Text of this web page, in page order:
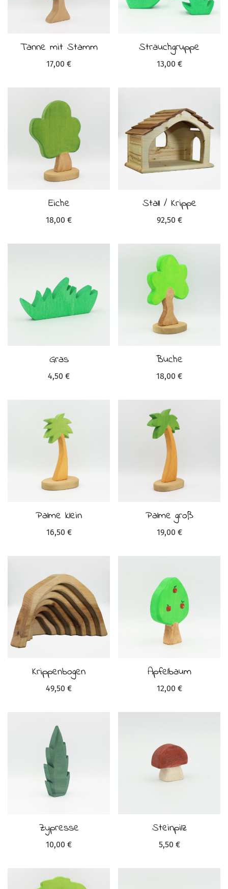
Tanne mit Stamm
17,00 €
Strauchgruppe
13,00 €
Eiche
18,00 €
Stall / Krippe
92,50 €
Gras
4,50 €
Buche
18,00 €
Palme klein
16,50 €
Palme groß
19,00 €
Krippenbogen
49,50 €
Apfelbaum
12,00 €
Zypresse
10,00 €
Steinpilz
5,50 €